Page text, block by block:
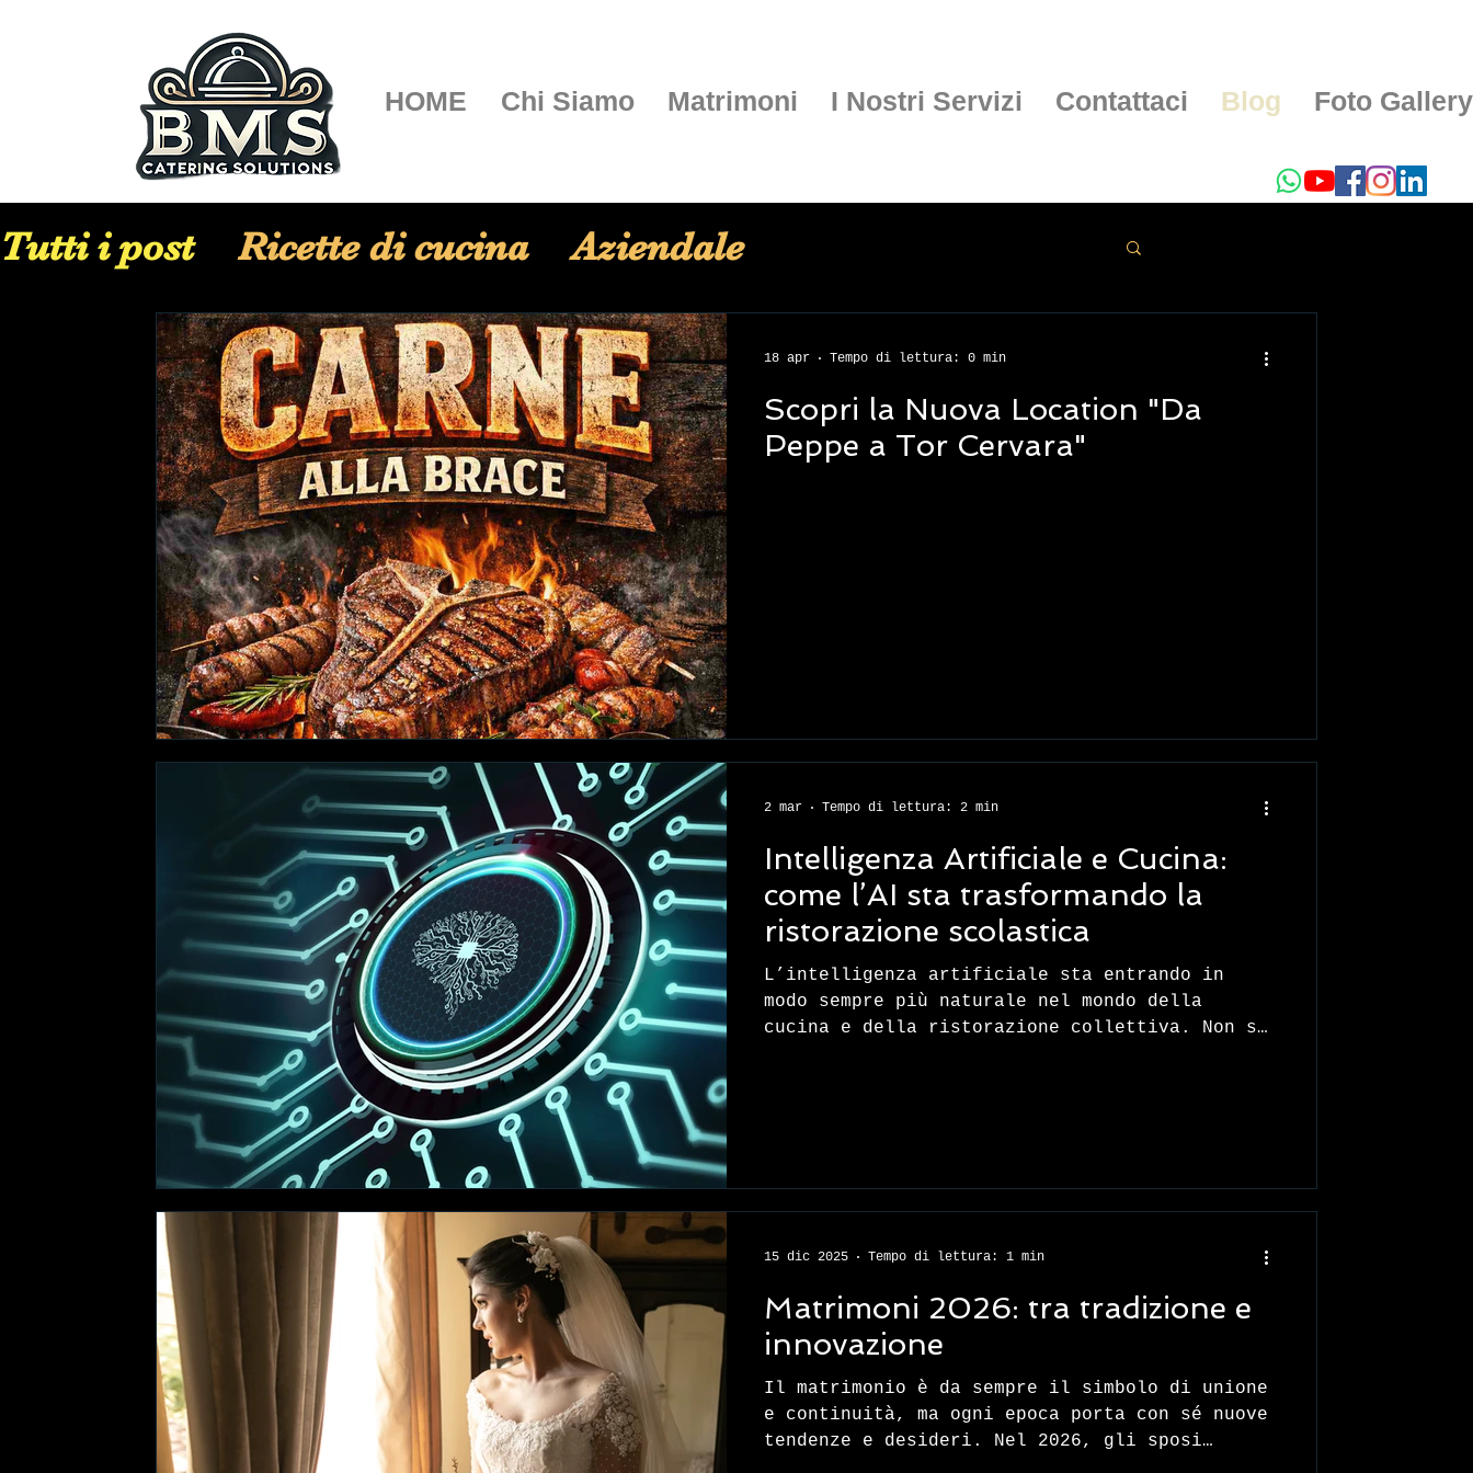
HOME Chi Siamo Matrimoni I Nostri Servizi Contattaci Blog Foto Gallery
Tutti i post Ricette di cucina
Aziendale
Ristorazione nella Sanità
Curiosità
Ristorazione scolastica
Scopri la Nuova Location "Da
Peppe a Tor Cervara"
18 apr Tempo di lettura: 0 min
Intelligenza Artificiale e Cucina:
come l’AI sta trasformando la
ristorazione scolastica
L’intelligenza artificiale sta entrando in
modo sempre più naturale nel mondo della
cucina e della ristorazione collettiva. Non si
significa un servizio mensa più efficiente,
più sicuro e più vicino alle esigenze dei
2 mar Tempo di lettura: 2 min
Matrimoni 2026: tra tradizione e
innovazione
Il matrimonio è da sempre il simbolo di unione
e continuità, ma ogni epoca porta con sé nuove
tendenze e desideri. Nel 2026, gli sposi
15 dic 2025 Tempo di lettura: 1 min